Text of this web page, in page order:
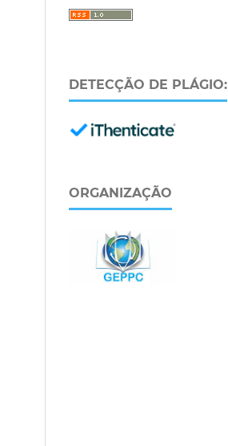
DETECÇÃO DE PLÁGIO:
ORGANIZAÇÃO